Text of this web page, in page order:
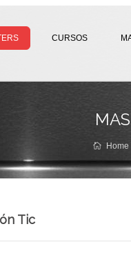
CURSOS
Home
Tic